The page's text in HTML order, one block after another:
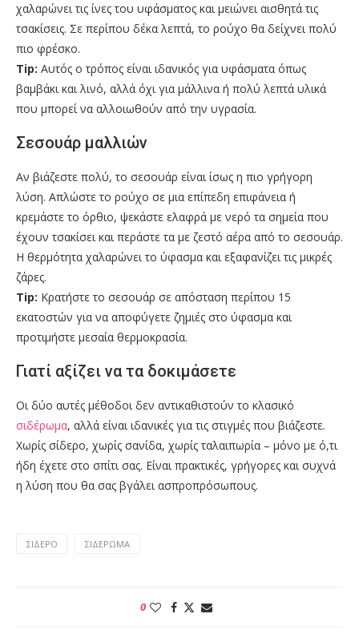
χαλαρώνει τις ίνες του υφάσματος και μειώνει αισθητά τις
τσακίσεις. Σε περίπου δέκα λεπτά, το ρούχο θα δείχνει πολύ
πιο φρέσκο.
Tip: Αυτός ο τρόπος είναι ιδανικός για υφάσματα όπως
βαμβάκι και λινό, αλλά όχι για μάλλινα ή πολύ λεπτά υλικά
που μπορεί να αλλοιωθούν από την υγρασία.
Σεσουάρ μαλλιών
Αν βιάζεστε πολύ, το σεσουάρ είναι ίσως η πιο γρήγορη
λύση. Απλώστε το ρούχο σε μια επίπεδη επιφάνεια ή
κρεμάστε το όρθιο, ψεκάστε ελαφρά με νερό τα σημεία που
έχουν τσακίσει και περάστε τα με ζεστό αέρα από το σεσουάρ.
Η θερμότητα χαλαρώνει το ύφασμα και εξαφανίζει τις μικρές
ζάρες.
Tip: Κρατήστε το σεσουάρ σε απόσταση περίπου 15
εκατοστών για να αποφύγετε ζημιές στο ύφασμα και
προτιμήστε μεσαία θερμοκρασία.
Γιατί αξίζει να τα δοκιμάσετε
Οι δύο αυτές μέθοδοι δεν αντικαθιστούν το κλασικό
σιδέρωμα, αλλά είναι ιδανικές για τις στιγμές που βιάζεστε.
Χωρίς σίδερο, χωρίς σανίδα, χωρίς ταλαιπωρία – μόνο με ό,τι
ήδη έχετε στο σπίτι σας. Είναι πρακτικές, γρήγορες και συχνά
η λύση που θα σας βγάλει ασπροπρόσωπους.
ΣΊΔΕΡΟ ΣΙΔΈΡΩΜΑ
0